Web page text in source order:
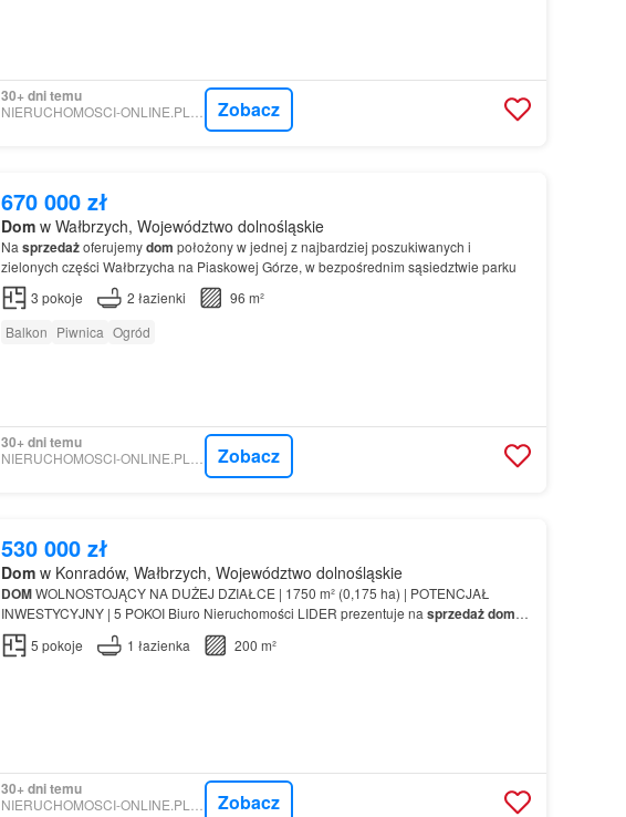
30+ dni temu
Zobacz
670 000 zł
Domw Wałbrzych, Województwo dolnośląskie
Na sprzedażoferujemydom położony w jednej z najbardziej poszukiwanych i
zielonych części Wałbrzycha na Piaskowej Górze, w bezpośrednim sąsiedztwie parku
3 pokoje 2 łazienki
96 m²
Balkon Piwnica Ogród
30+ dni temu
Zobacz
530 000 zł
Domw Konradów, Wałbrzych, Województwo dolnośląskie
DOMWOLNOSTOJĄCY NA DUŻEJ DZIAŁCE | 1750 m² (0,175 ha) | POTENCJAŁ
INWESTYCYJNY | 5 POKOI Biuro Nieruchomości LIDER prezentuje na sprzedażdom
wolnostojący Najważniejsze informacje: •
5 pokoje 1 łazienka 200 m²
30+ dni temu
Zobacz